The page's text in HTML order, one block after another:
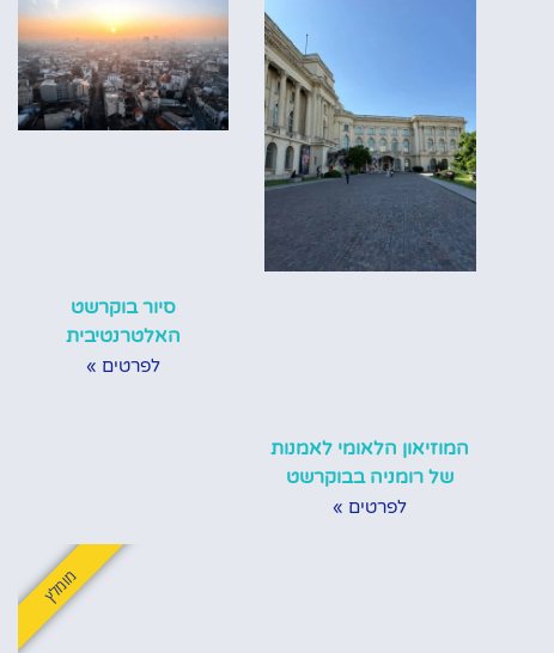
המוזיאון הלאומי לאמנות
של רומניה בבוקרשט
לפרטים »
סיור בוקרשט
האלטרנטיבית
לפרטים »
מומלץ